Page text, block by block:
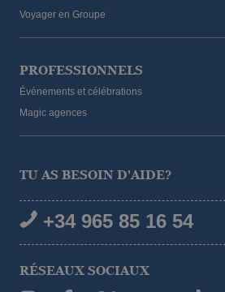
Voyager en Groupe
PROFESSIONNELS
Événements et célébrations
Magic agences
TU AS BESOIN D'AIDE?
+34 965 85 16 54
RÉSEAUX SOCIAUX